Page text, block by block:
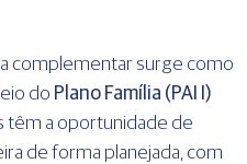
complementar surge como
do Plano Família (PAI I)
têm a oportunidade de
de forma planejada, com